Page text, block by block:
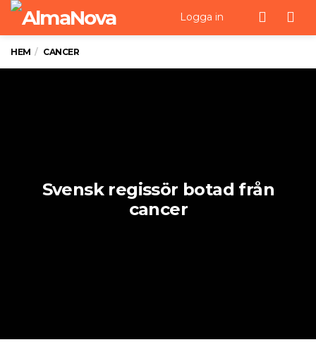
Logga in
HEM CANCER
Svensk regissör botad från
cancer